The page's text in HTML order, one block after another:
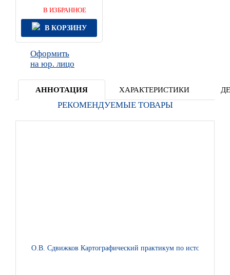
В ИЗБРАННОЕ
В КОРЗИНУ
Оформить
на юр. лицо
АННОТАЦИЯ ХАРАКТЕРИСТИКИ
РЕКОМЕНДУЕМЫЕ ТОВАРЫ
О.В. Сдвижков Картографический практикум по истории